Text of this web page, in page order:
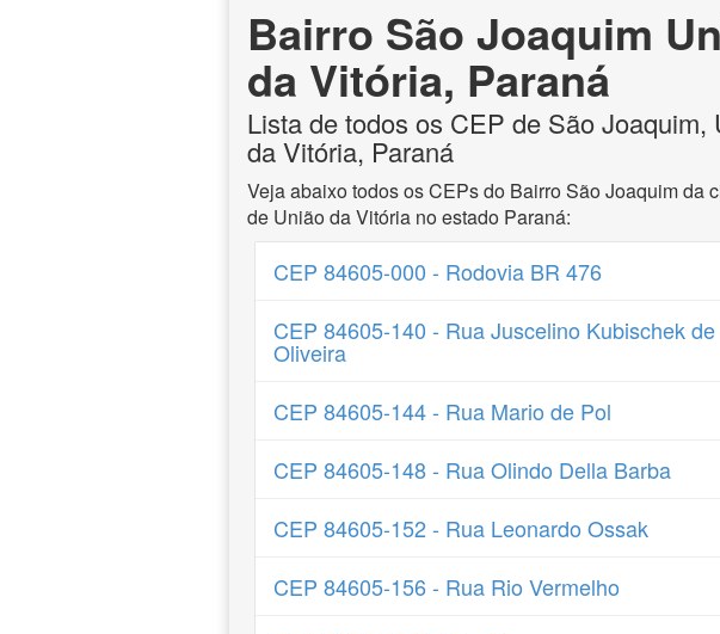
Bairro São Joaquim
da Vitória, Paraná
Lista de todos os CEP de São Joaquim,
da Vitória, Paraná
Veja abaixo todos os CEPs do Bairro São Joaquim da
de União da Vitória no estado Paraná:
CEP 84605-000 - Rodovia BR 476
CEP 84605-140 - Rua Juscelino Kubischek de
Oliveira
CEP 84605-144 - Rua Mario de Pol
CEP 84605-148 - Rua Olindo Della Barba
CEP 84605-152 - Rua Leonardo Ossak
CEP 84605-156 - Rua Rio Vermelho